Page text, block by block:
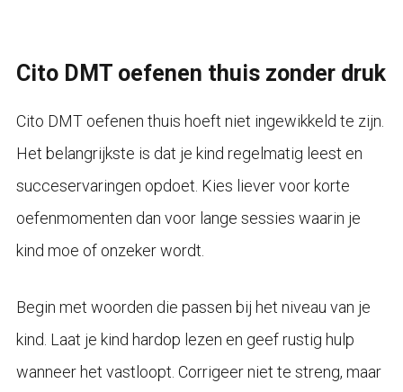
Cito DMT oefenen thuis zonder druk
Cito DMT oefenen thuis hoeft niet ingewikkeld te zijn.
Het belangrijkste is dat je kind regelmatig leest en
succeservaringen opdoet. Kies liever voor korte
oefenmomenten dan voor lange sessies waarin je
kind moe of onzeker wordt.
Begin met woorden die passen bij het niveau van je
kind. Laat je kind hardop lezen en geef rustig hulp
wanneer het vastloopt. Corrigeer niet te streng, maar